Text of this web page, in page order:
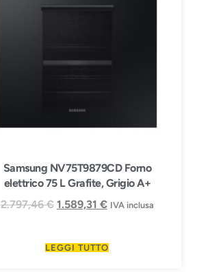
Samsung NV75T9879CD Forno
elettrico 75 L Grafite, Grigio A+
2.797,46€ 1.589,31 € IVA inclusa
LEGGI TUTTO